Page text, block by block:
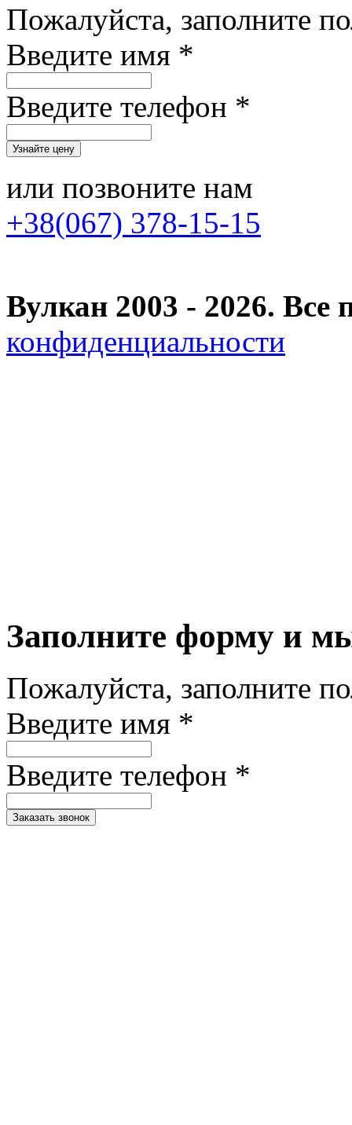
Пожалуйста, заполните
Введите имя *
Введите телефон *
или позвоните нам
+38(067) 378-15-15
Вулкан 2003 - 2026.
конфиденциальности
Заполните форму и
Пожалуйста, заполните
Введите имя *
Введите телефон *